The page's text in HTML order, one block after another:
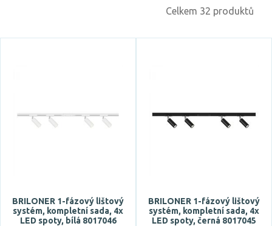
BRILONER
Celkem 32 produktů
BRILONER 1-fázový lištový
systém, kompletní sada, 4x
LED spoty, bílá 8017046
BRILONER 1-fázový lištový
systém, kompletní sada, 4x
LED spoty, černá 8017045